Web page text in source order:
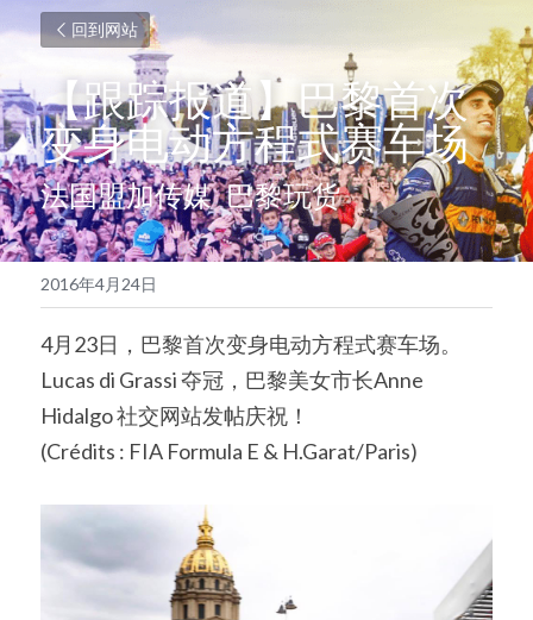
回到网站
【跟踪报道】巴黎首次
变身电动方程式赛车场
法国盟加传媒  巴黎玩货
2016年4月24日
4月23日，巴黎首次变身电动方程式赛车场。
Lucas di Grassi 夺冠，巴黎美女市长Anne
Hidalgo 社交网站发帖庆祝！
(Crédits : FIA Formula E & H.Garat/Paris)